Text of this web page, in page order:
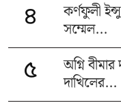
৪
কর্ণফুলী
সম্মেল...
৫
অগ্নি বীমার
দাখিলের...